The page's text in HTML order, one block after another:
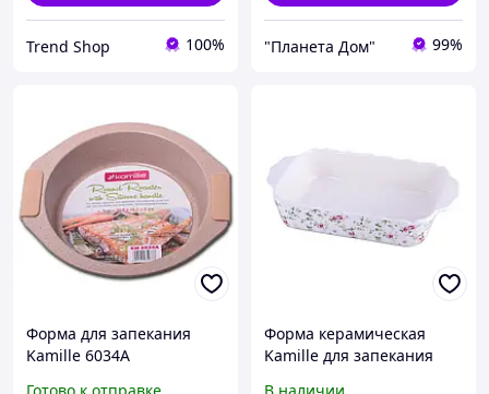
Trend Shop 100% "Планета Дом" 99%
Форма для запекания
Kamille 6034А
Форма керамическая
Kamille для запекания